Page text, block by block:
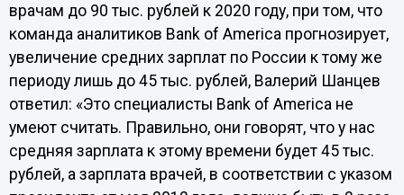
врачам до 90 тыс. рублей к 2020 году, при том, что
команда аналитиков Bank of America прогнозирует,
увеличение средних зарплат по России к тому же
периоду лишь до 45 тыс. рублей, Валерий Шанцев
ответил: «Это специалисты Bank of America не
умеют считать. Правильно, они говорят, что у нас
средняя зарплата к этому времени будет 45 тыс.
рублей, а зарплата врачей, в соответствии с указом